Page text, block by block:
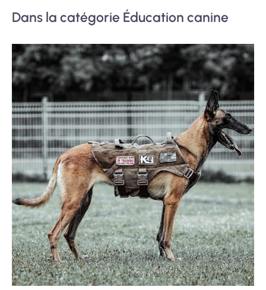
Dans la catégorie Éducation canine